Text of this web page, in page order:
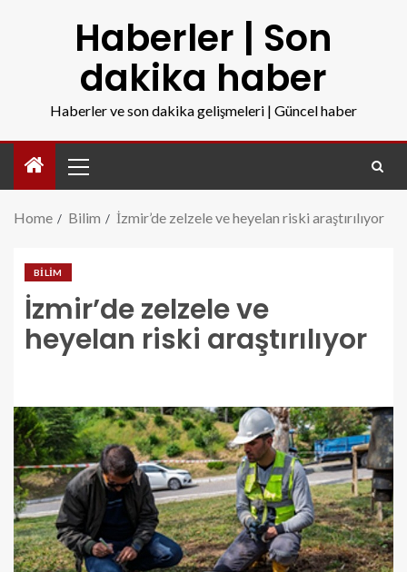
Haberler | Son
dakika haber
Haberler ve son dakika gelişmeleri | Güncel haber
Home Bilim İzmir’de zelzele ve heyelan riski araştırılıyor
BILIM
İzmir’de zelzele ve
heyelan riski araştırılıyor